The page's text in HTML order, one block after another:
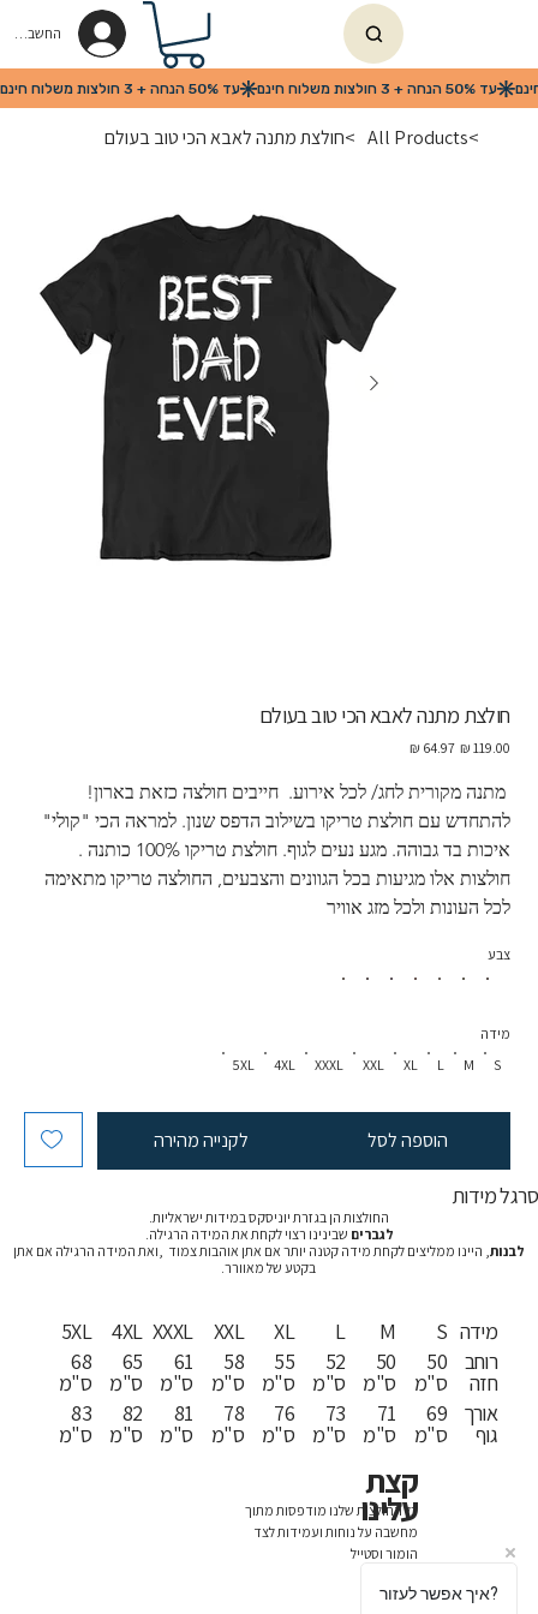
החשבון שלי
>
All Products
>חולצת מתנה לאבא הכי טוב בעולם
חולצת מתנה לאבא הכי טוב בעולם
מחיר
מחיר
‏64.97 ‏₪
מתנה מקורית לחג/ לכל אירוע.  חייבים חולצה כזאת בארון!
להתחדש עם חולצת טריקו בשילוב הדפס שנון. למראה הכי "קולי"
איכות בד גבוהה. מגע נעים לגוף. חולצת טריקו 100% כותנה .
חולצות אלו מגיעות בכל הגוונים והצבעים, החולצה טריקו מתאימה
לכל העונות ולכל מזג אוויר
צבע
S
M
L
XL
XXL
XXXL
4XL
5XL
מידה
הוספה לסל לקנייה מהירה
סרגל מידות
החולצות הן בגזרת יוניסקס במידות ישראליות.
לגברים שבינינו רצוי לקחת את המידה הרגילה.
לבנות, היינו ממליצים לקחת מידה קטנה יותר אם אתן אוהבות צמוד ,ואת המידה הרגילה אם אתן
בקטע של מאוורר.
5XL
68
ס"מ
83
ס"מ
4XL
65
ס"מ
82
ס"מ
XXXL
61
ס"מ
81
ס"מ
XXL
58
ס"מ
78
ס"מ
XL
55
ס"מ
76
ס"מ
L
52
ס"מ
73
ס"מ
M
50
ס"מ
71
ס"מ
S
50
ס"מ
69
ס"מ
מידה
רוחב
חזה
אורך
גוף
כל החולצות שלנו מודפסות מתוך
מחשבה על נוחות ועמידות לצד
הומור וסטייל
קצת
עלינו
איך אפשר לעזור?